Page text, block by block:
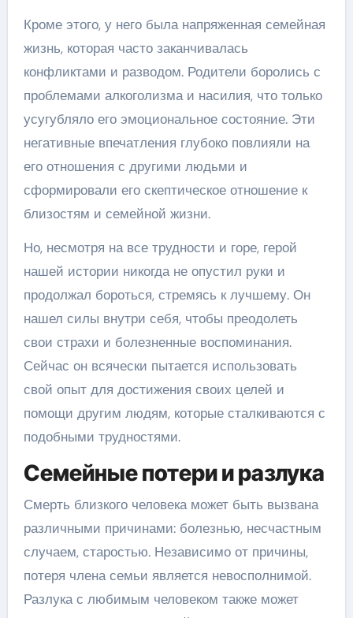
Кроме этого, у него была напряженная семейная
жизнь, которая часто заканчивалась
конфликтами и разводом. Родители боролись с
проблемами алкоголизма и насилия, что только
усугубляло его эмоциональное состояние. Эти
негативные впечатления глубоко повлияли на
его отношения с другими людьми и
сформировали его скептическое отношение к
близостям и семейной жизни.
Но, несмотря на все трудности и горе, герой
нашей истории никогда не опустил руки и
продолжал бороться, стремясь к лучшему. Он
нашел силы внутри себя, чтобы преодолеть
свои страхи и болезненные воспоминания.
Сейчас он всячески пытается использовать
свой опыт для достижения своих целей и
помощи другим людям, которые сталкиваются с
подобными трудностями.
Семейные потери и разлука
Смерть близкого человека может быть вызвана
различными причинами: болезнью, несчастным
случаем, старостью. Независимо от причины,
потеря члена семьи является невосполнимой.
Разлука с любимым человеком также может